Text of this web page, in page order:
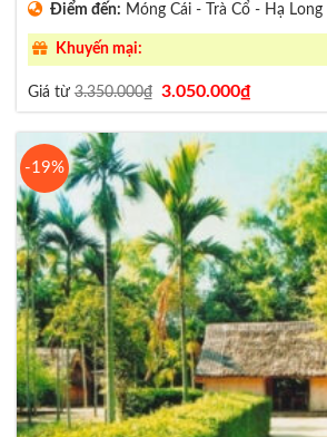
Điểm đến: Móng Cái - Trà Cổ - Hạ Long
Khuyến mại:
Giá từ3.350.000₫
Giá
gốc
là:
3.350.000₫.
3.050.000₫Giá
hiện
tại
là:
3.050.000₫.
-19%